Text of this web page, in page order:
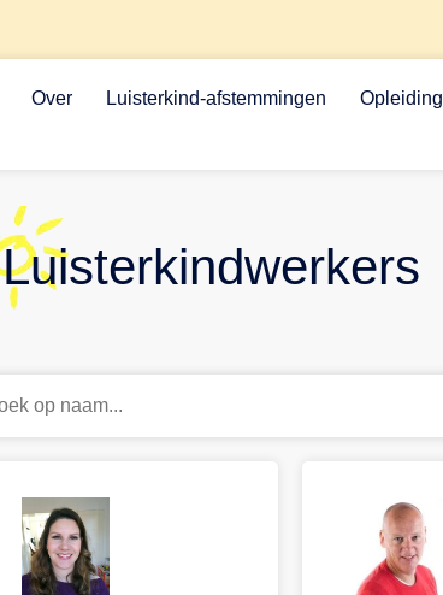
Over Luisterkind-afstemmingen Opleiding
Luisterkindwerkers